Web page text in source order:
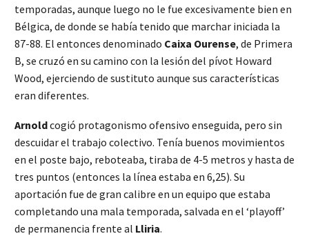
temporadas, aunque luego no le fue excesivamente bien en
Bélgica, de donde se había tenido que marchar iniciada la
87-88. El entonces denominado Caixa Ourense, de Primera
B, se cruzó en su camino con la lesión del pívot Howard
Wood, ejerciendo de sustituto aunque sus características
eran diferentes.
Arnoldcogió protagonismo ofensivo enseguida, pero sin
descuidar el trabajo colectivo. Tenía buenos movimientos
en el poste bajo, reboteaba, tiraba de 4-5 metros y hasta de
tres puntos (entonces la línea estaba en 6,25). Su
aportación fue de gran calibre en un equipo que estaba
completando una mala temporada, salvada en el ‘playoff’
de permanencia frente al Lliria.